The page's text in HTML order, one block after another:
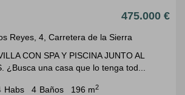
475.000 €
Reyes, 4, Carretera de la Sierra
CON SPA Y PISCINA JUNTO AL
¿Busca una casa que lo tenga tod...
Habs 4 Baños 196 m2